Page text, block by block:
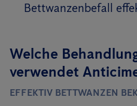
Bettwanzenbefall
Welche
verwendet
EFFEKTIV BETTWANZEN